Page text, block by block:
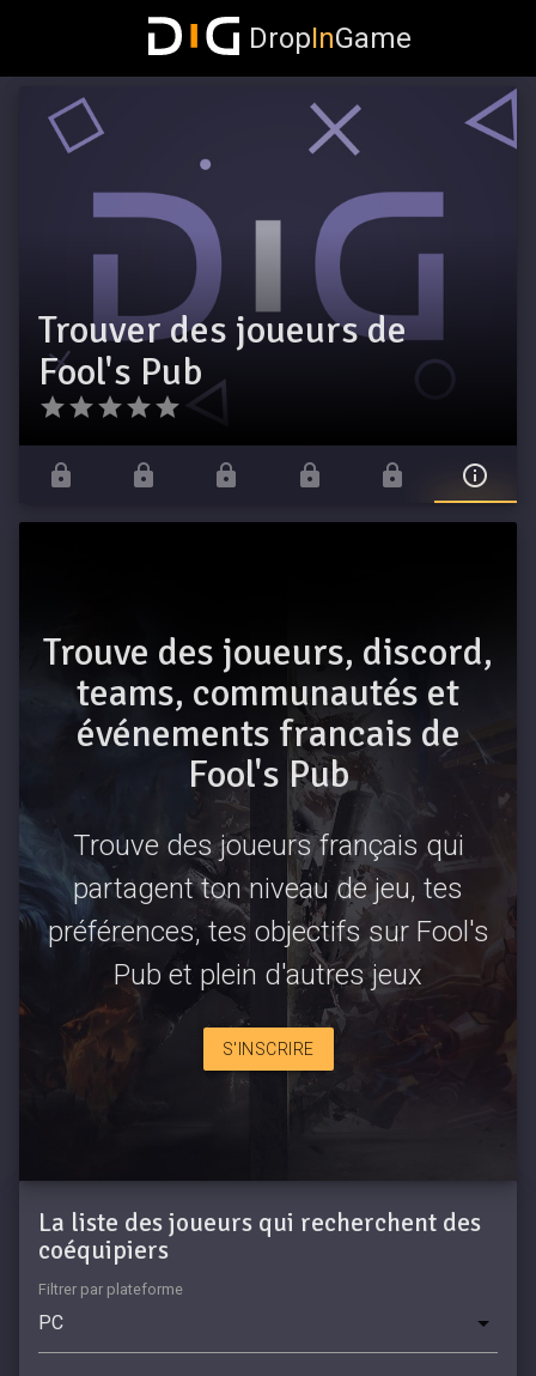
DropInGame
Trouver des joueurs de
Fool's Pub
Trouve des joueurs, discord,
teams, communautés et
événements francais de
Fool's Pub
Trouve des joueurs français qui
partagent ton niveau de jeu, tes
préférences, tes objectifs sur Fool's
Pub et plein d'autres jeux
S'INSCRIRE
La liste des joueurs qui recherchent des
coéquipiers
Filtrer par plateforme